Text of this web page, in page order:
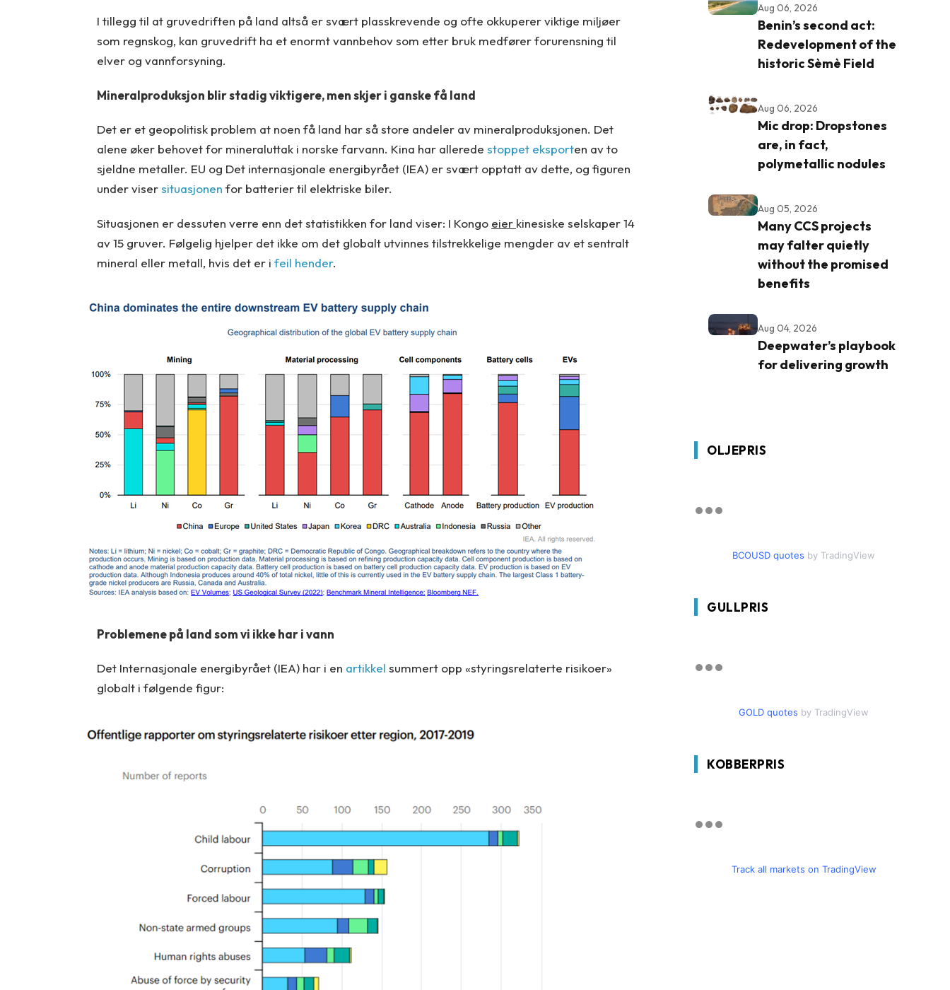
I tillegg til at gruvedriften på land altså er svært plasskrevende og ofte okkuperer viktige miljøer
som regnskog, kan gruvedrift ha et enormt vannbehov som etter bruk medfører forurensning til
elver og vannforsyning.
Mineralproduksjon blir stadig viktigere, men skjer i ganske få land
Det er et geopolitisk problem at noen få land har så store andeler av mineralproduksjonen. Det
alene øker behovet for mineraluttak i norske farvann. Kina har allerede stoppet eksporten av to
sjeldne metaller. EU og Det internasjonale energibyrået (IEA) er svært opptatt av dette, og figuren
under visersituasjonen for batterier til elektriske biler.
Situasjonen er dessuten verre enn det statistikken for land viser: I Kongo eier kinesiske selskaper 14
av 15 gruver. Følgelig hjelper det ikke om det globalt utvinnes tilstrekkelige mengder av et sentralt
mineral eller metall, hvis det er i feil hender.
Problemene på land som vi ikke har i vann
Det Internasjonale energibyrået (IEA) har i en artikkel summert opp «styringsrelaterte risikoer»
globalt i følgende figur:
Aug 06, 2026
Benin’s second act:
Redevelopment of the
historic Sèmè Field
Aug 06, 2026
Mic drop: Dropstones
are, in fact,
polymetallic nodules
Aug 05, 2026
Many CCS projects
may falter quietly
without the promised
benefits
Aug 04, 2026
Deepwater’s playbook
for delivering growth
OLJEPRIS
BCOUSD quotes by TradingView
GULLPRIS
GOLD quotes by TradingView
KOBBERPRIS
Track all markets on TradingView